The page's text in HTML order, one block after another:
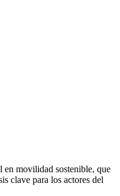
movilidad sostenible, que
clave para los actores del